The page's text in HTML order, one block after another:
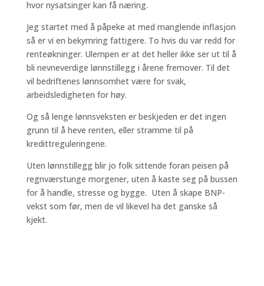
hvor nysatsinger kan få næring.
Jeg startet med å påpeke at med manglende inflasjon
så er vi en bekymring fattigere. To hvis du var redd for
renteøkninger. Ulempen er at det heller ikke ser ut til å
bli nevneverdige lønnstillegg i årene fremover. Til det
vil bedriftenes lønnsomhet være for svak,
arbeidsledigheten for høy.
Og så lenge lønnsveksten er beskjeden er det ingen
grunn til å heve renten, eller stramme til på
kredittreguleringene.
Uten lønnstillegg blir jo folk sittende foran peisen på
regnværstunge morgener, uten å kaste seg på bussen
for å handle, stresse og bygge. Uten å skape BNP-
vekst som før, men de vil likevel ha det ganske så
kjekt.